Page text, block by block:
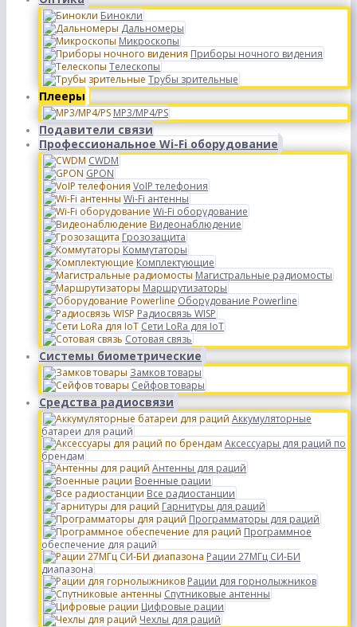
Бинокли
Дальномеры
Микроскопы
Приборы ночного видения
Телескопы
Трубы зрительные
Плееры
MP3/MP4/PS
Подавители связи
Профессиональное Wi-Fi оборудование
CWDM
GPON
VoIP телефония
Wi-Fi антенны
Wi-Fi оборудование
Видеонаблюдение
Грозозащита
Коммутаторы
Комплектующие
Магистральные радиомосты
Маршрутизаторы
Оборудование Powerline
Радиосвязь WISP
Сети LoRa для IoT
Сотовая связь
Системы биометрические
Замков товары
Сейфов товары
Средства радиосвязи
Аккумуляторные
батареи для раций
Аксессуары для раций по
брендам
Антенны для раций
Военные рации
Все радиостанции
Гарнитуры для раций
Программаторы для раций
Программное
обеспечение для раций
Рации 27МГц СИ-БИ
диапазона
Рации для горнолыжников
Спутниковые антенны
Цифровые рации
Чехлы для раций